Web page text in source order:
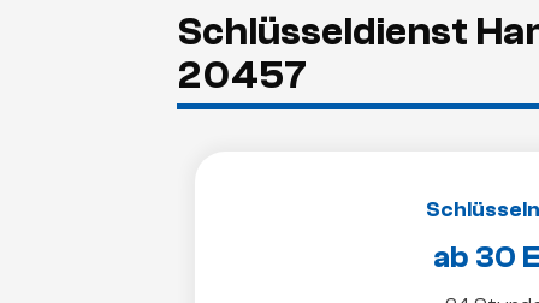
Schlüsseldienst
20457
ab 30